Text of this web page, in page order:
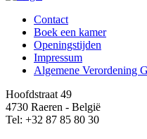
Contact
Boek een kamer
Openingstijden
Impressum
Algemene Verordening
Hoofdstraat 49
4730 Raeren - België
Tel: +32 87 85 80 30